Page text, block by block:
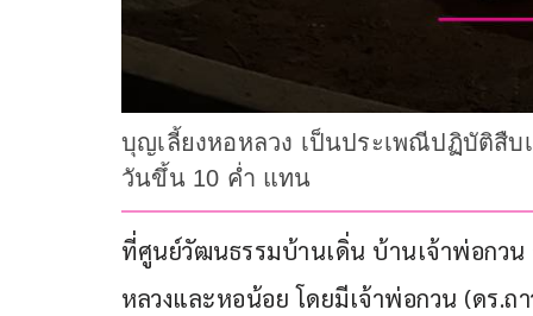
บุญเลี้ยงหอหลวง เป็นประเพณีปฏิบัติสื
วันขึ้น 10 ค่ำ แทน
ที่ศูนย์วัฒนธรรมบ้านเดิ่น บ้านเจ้าพ่อกว
หลวงและหอน้อย โดยมีเจ้าพ่อกวน (ดร.ถ